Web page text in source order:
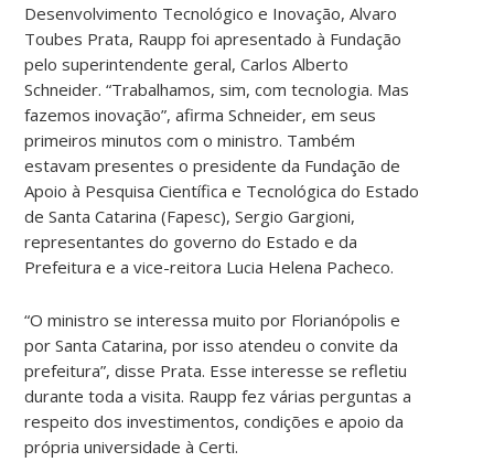
Desenvolvimento Tecnológico e Inovação, Alvaro
Toubes Prata, Raupp foi apresentado à Fundação
pelo superintendente geral, Carlos Alberto
Schneider. “Trabalhamos, sim, com tecnologia. Mas
fazemos inovação”, afirma Schneider, em seus
primeiros minutos com o ministro. Também
estavam presentes o presidente da Fundação de
Apoio à Pesquisa Científica e Tecnológica do Estado
de Santa Catarina (Fapesc), Sergio Gargioni,
representantes do governo do Estado e da
Prefeitura e a vice-reitora Lucia Helena Pacheco.
“O ministro se interessa muito por Florianópolis e
por Santa Catarina, por isso atendeu o convite da
prefeitura”, disse Prata. Esse interesse se refletiu
durante toda a visita. Raupp fez várias perguntas a
respeito dos investimentos, condições e apoio da
própria universidade à Certi.